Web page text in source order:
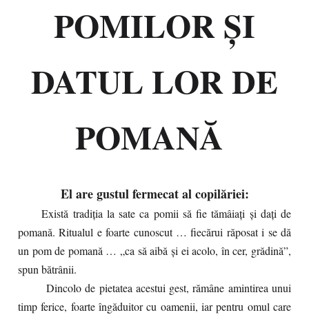
POMILOR ŞI
DATUL LOR DE
POMANĂ
El are gustul fermecat al copilăriei:
Există tradiţia la sate ca pomii să fie tămâiaţi şi daţi de
pomană. Ritualul e foarte cunoscut … fiecărui răposat i se dă
un pom de pomană … „ca să aibă şi ei acolo, în cer, grădină”,
spun bătrânii.
Dincolo de pietatea acestui gest, rămâne amintirea unui
timp ferice, foarte îngăduitor cu oamenii, iar pentru omul care